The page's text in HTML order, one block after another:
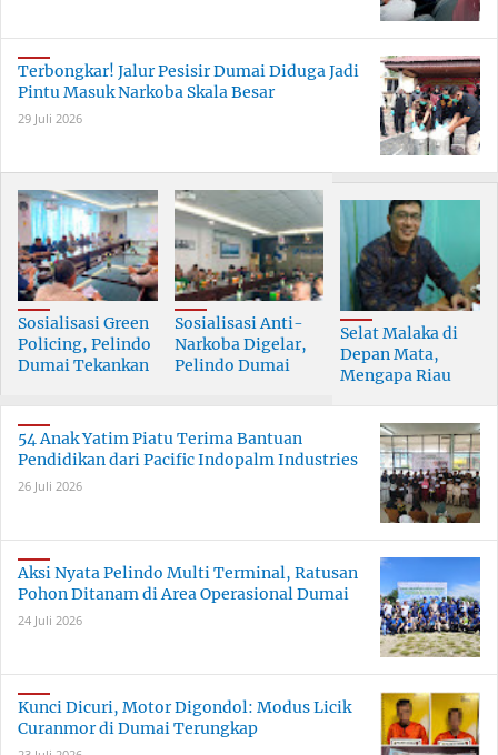
Terbongkar! Jalur Pesisir Dumai Diduga Jadi
Pintu Masuk Narkoba Skala Besar
29 Juli 2026
Sosialisasi Green
Policing, Pelindo
Dumai Tekankan
Bersama
Sosialisasi Anti-
Narkoba Digelar,
Pelindo Dumai
Berkualitas
Selat Malaka di
Depan Mata,
Mengapa Riau
54 Anak Yatim Piatu Terima Bantuan
Pendidikan dari Pacific Indopalm Industries
26 Juli 2026
Aksi Nyata Pelindo Multi Terminal, Ratusan
Pohon Ditanam di Area Operasional Dumai
24 Juli 2026
Kunci Dicuri, Motor Digondol: Modus Licik
Curanmor di Dumai Terungkap